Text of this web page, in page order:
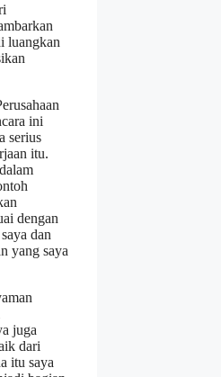
luangkan
ini
serius
itu.
dengan
dan
yang saya
juga
dari
itu saya